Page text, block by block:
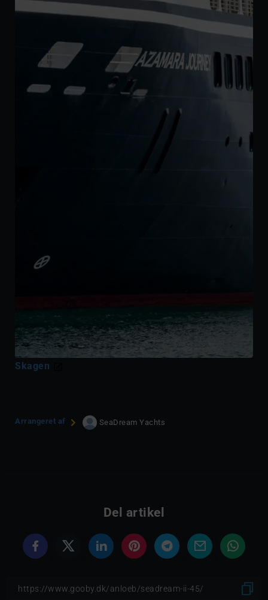
Skagen
Arrangeret af SeaDream Yachts
Del artikel